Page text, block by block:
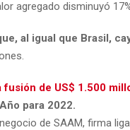
agregado disminuyó
al igual que Brasil,
fusión de US$ 1.500
para 2022.
de SAAM, firma